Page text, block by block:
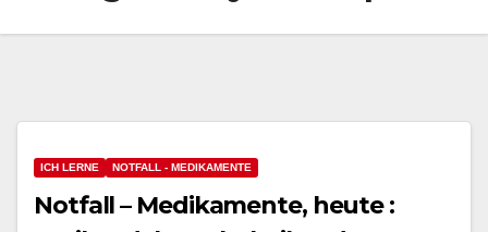
ICH LERNE NOTFALL - MEDIKAMENTE
Notfall – Medikamente, heute :